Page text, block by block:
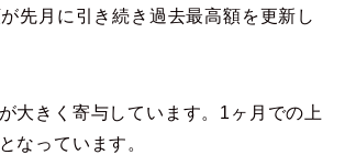
先月に引き続き過去最高額を更新し
大きく寄与しています。1ヶ月での上
なっています。